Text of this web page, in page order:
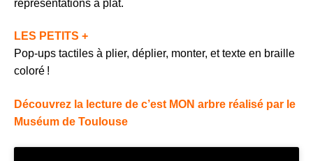
représentations à plat.
LES PETITS +
Pop-ups tactiles à plier, déplier, monter, et texte en braille
coloré !
Découvrez la lecture de c’est MON arbre réalisé par le
Muséum de Toulouse